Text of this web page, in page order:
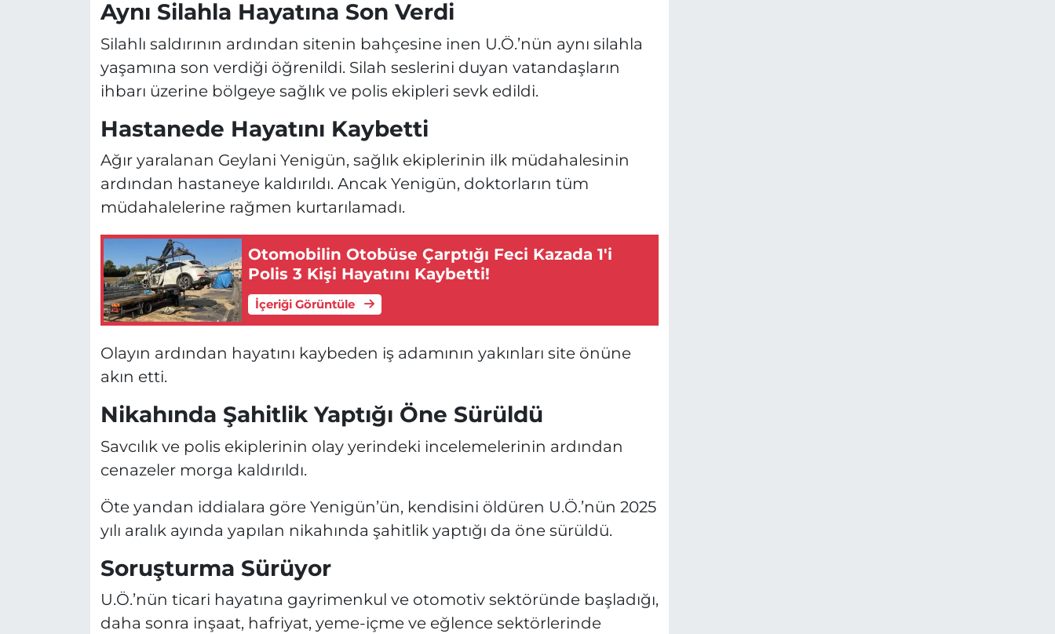
Aynı Silahla Hayatına Son Verdi
Silahlı saldırının ardından sitenin bahçesine inen U.Ö.’nün aynı silahla
yaşamına son verdiği öğrenildi. Silah seslerini duyan vatandaşların
ihbarı üzerine bölgeye sağlık ve polis ekipleri sevk edildi.
Hastanede Hayatını Kaybetti
Ağır yaralanan Geylani Yenigün, sağlık ekiplerinin ilk müdahalesinin
ardından hastaneye kaldırıldı. Ancak Yenigün, doktorların tüm
müdahalelerine rağmen kurtarılamadı.
Otomobilin Otobüse Çarptığı Feci Kazada 1'i
Polis 3 Kişi Hayatını Kaybetti!
İçeriği Görüntüle
Olayın ardından hayatını kaybeden iş adamının yakınları site önüne
akın etti.
Nikahında Şahitlik Yaptığı Öne Sürüldü
Savcılık ve polis ekiplerinin olay yerindeki incelemelerinin ardından
cenazeler morga kaldırıldı.
Öte yandan iddialara göre Yenigün’ün, kendisini öldüren U.Ö.’nün 2025
yılı aralık ayında yapılan nikahında şahitlik yaptığı da öne sürüldü.
Soruşturma Sürüyor
U.Ö.’nün ticari hayatına gayrimenkul ve otomotiv sektöründe başladığı,
daha sonra inşaat, hafriyat, yeme-içme ve eğlence sektörlerinde